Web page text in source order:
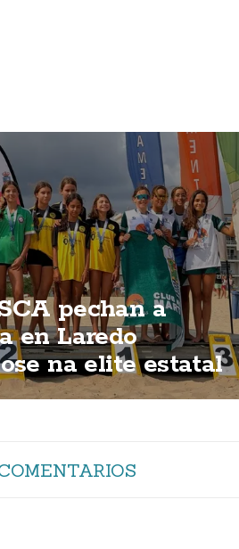
pechan a
en Laredo
na elite estatal